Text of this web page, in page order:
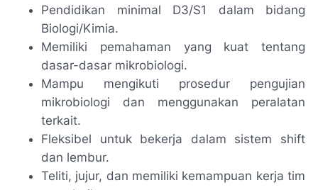
Pendidikan minimal D3/S1 dalam bidang
Biologi/Kimia.
Memiliki pemahaman yang kuat tentang
dasar-dasar mikrobiologi.
Mampu mengikuti prosedur pengujian
mikrobiologi dan menggunakan peralatan
terkait.
Fleksibel untuk bekerja dalam sistem shift
dan lembur.
Teliti, jujur, dan memiliki kemampuan kerja tim